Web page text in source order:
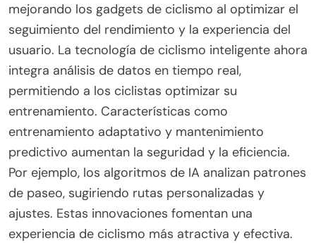
información integral sobre su rendimiento en
ciclismo.
¿Cómo están impactando los avances en IA y
aprendizaje automático a los gadgets de
ciclismo?
Los avances en IA y aprendizaje automático están
mejorando los gadgets de ciclismo al optimizar el
seguimiento del rendimiento y la experiencia del
usuario. La tecnología de ciclismo inteligente ahora
integra análisis de datos en tiempo real,
permitiendo a los ciclistas optimizar su